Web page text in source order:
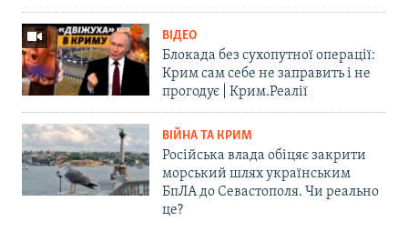
ВІДЕО
Блокада без сухопутної операції:
Крим сам себе не заправить і не
прогодує | Крим.Реалії
ВІЙНА ТА КРИМ
Російська влада обіцяє закрити
морський шлях українським
БпЛА до Севастополя. Чи реально
це?